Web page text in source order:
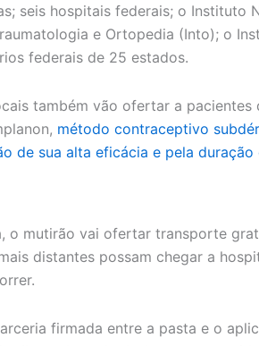
seis hospitais federais; o Instituto
e Ortopedia (Into); o
federais de 25 estados.
também vão ofertar a pacientes
método contraceptivo
de sua alta eficácia e pela duração
o mutirão vai ofertar transporte
distantes possam chegar a
firmada entre a pasta e o